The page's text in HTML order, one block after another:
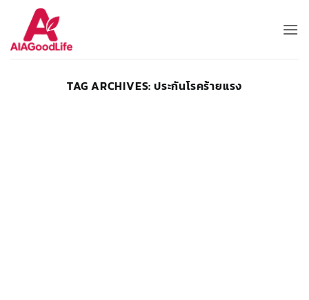
content
TAG ARCHIVES: ประกันโรคร้ายแรง